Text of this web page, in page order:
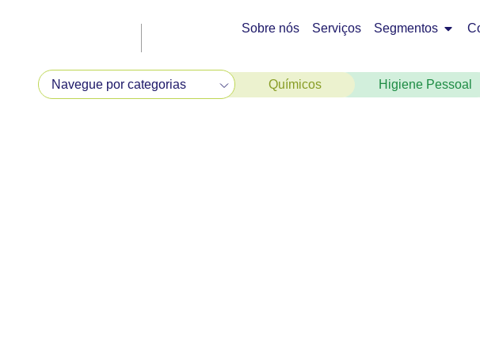
Sobre nós Serviços Segmentos
Químicos Higiene Pessoal